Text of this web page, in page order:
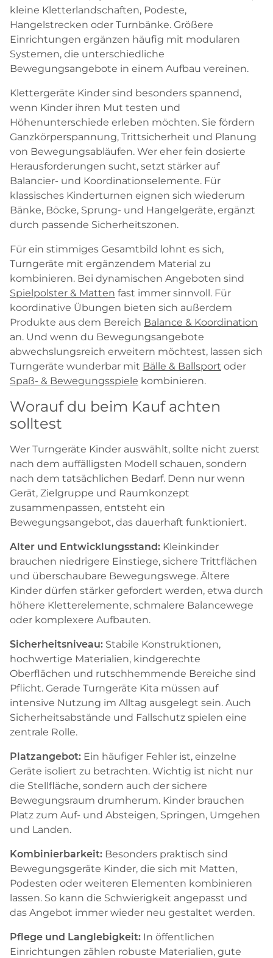
kleine Kletterlandschaften, Podeste,
Hangelstrecken oder Turnbänke. Größere
Einrichtungen ergänzen häufig mit modularen
Systemen, die unterschiedliche
Bewegungsangebote in einem Aufbau vereinen.
Klettergeräte Kinder sind besonders spannend,
wenn Kinder ihren Mut testen und
Höhenunterschiede erleben möchten. Sie fördern
Ganzkörperspannung, Trittsicherheit und Planung
von Bewegungsabläufen. Wer eher fein dosierte
Herausforderungen sucht, setzt stärker auf
Balancier- und Koordinationselemente. Für
klassisches Kinderturnen eignen sich wiederum
Bänke, Böcke, Sprung- und Hangelgeräte, ergänzt
durch passende Sicherheitszonen.
Für ein stimmiges Gesamtbild lohnt es sich,
Turngeräte mit ergänzendem Material zu
kombinieren. Bei dynamischen Angeboten sind
Spielpolster & Matten fast immer sinnvoll. Für
koordinative Übungen bieten sich außerdem
Produkte aus dem Bereich Balance & Koordination
an. Und wenn du Bewegungsangebote
abwechslungsreich erweitern möchtest, lassen sich
Turngeräte wunderbar mit Bälle & Ballsport oder
Spaß- & Bewegungsspiele kombinieren.
Worauf du beim Kauf achten
solltest
Wer Turngeräte Kinder auswählt, sollte nicht zuerst
nach dem auffälligsten Modell schauen, sondern
nach dem tatsächlichen Bedarf. Denn nur wenn
Gerät, Zielgruppe und Raumkonzept
zusammenpassen, entsteht ein
Bewegungsangebot, das dauerhaft funktioniert.
Alter und Entwicklungsstand: Kleinkinder
brauchen niedrigere Einstiege, sichere Trittflächen
und überschaubare Bewegungswege. Ältere
Kinder dürfen stärker gefordert werden, etwa durch
höhere Kletterelemente, schmalere Balancewege
oder komplexere Aufbauten.
Sicherheitsniveau: Stabile Konstruktionen,
hochwertige Materialien, kindgerechte
Oberflächen und rutschhemmende Bereiche sind
Pflicht. Gerade Turngeräte Kita müssen auf
intensive Nutzung im Alltag ausgelegt sein. Auch
Sicherheitsabstände und Fallschutz spielen eine
zentrale Rolle.
Platzangebot: Ein häufiger Fehler ist, einzelne
Geräte isoliert zu betrachten. Wichtig ist nicht nur
die Stellfläche, sondern auch der sichere
Bewegungsraum drumherum. Kinder brauchen
Platz zum Auf- und Absteigen, Springen, Umgehen
und Landen.
Kombinierbarkeit: Besonders praktisch sind
Bewegungsgeräte Kinder, die sich mit Matten,
Podesten oder weiteren Elementen kombinieren
lassen. So kann die Schwierigkeit angepasst und
das Angebot immer wieder neu gestaltet werden.
Pflege und Langlebigkeit: In öffentlichen
Einrichtungen zählen robuste Materialien, gute